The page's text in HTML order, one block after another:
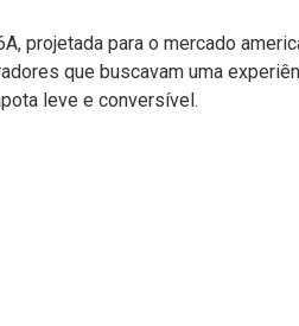
projetada para o mercado
que buscavam uma
leve e conversível.